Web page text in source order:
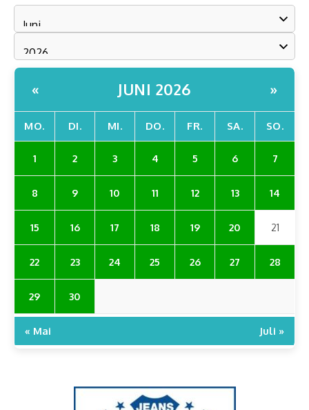
« JUNI 2026 »
MO. DI. MI. DO. FR. SA. SO.
1 2 3 4 5 6 7
8 9 10 11 12 13 14
15 16 17 18 19 20 21
22 23 24 25 26 27 28
29 30
« Mai Juli »